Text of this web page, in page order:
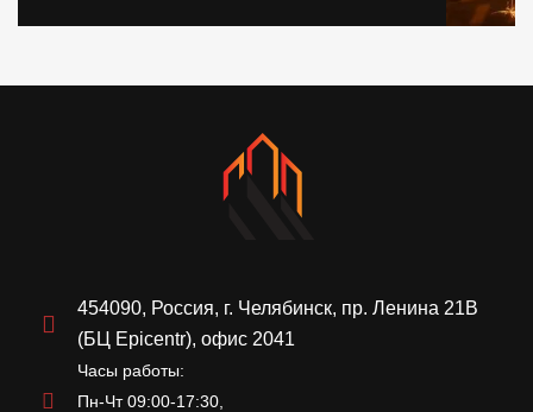
454090, Россия, г. Челябинск, пр. Ленина 21В
(БЦ Epicentr), офис 2041
Часы работы:
Пн-Чт 09:00-17:30,